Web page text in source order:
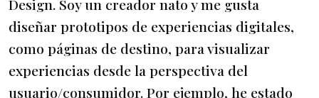
Design. Soy un creador nato y me gusta
diseñar prototipos de experiencias digitales,
como páginas de destino, para visualizar
experiencias desde la perspectiva del
usuario/consumidor. Por ejemplo, he estado